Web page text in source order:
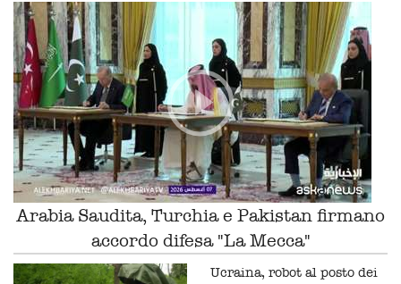
Arabia Saudita, Turchia e Pakistan firmano
accordo difesa "La Mecca"
Ucraina, robot al posto dei